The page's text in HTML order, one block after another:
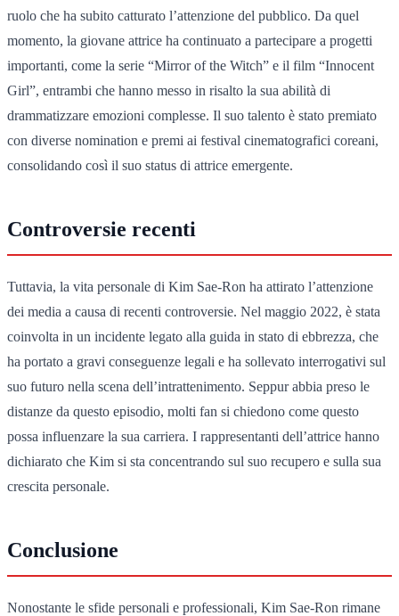
ruolo che ha subito catturato l’attenzione del pubblico. Da quel
momento, la giovane attrice ha continuato a partecipare a progetti
importanti, come la serie “Mirror of the Witch” e il film “Innocent
Girl”, entrambi che hanno messo in risalto la sua abilità di
drammatizzare emozioni complesse. Il suo talento è stato premiato
con diverse nomination e premi ai festival cinematografici coreani,
consolidando così il suo status di attrice emergente.
Controversie recenti
Tuttavia, la vita personale di Kim Sae-Ron ha attirato l’attenzione
dei media a causa di recenti controversie. Nel maggio 2022, è stata
coinvolta in un incidente legato alla guida in stato di ebbrezza, che
ha portato a gravi conseguenze legali e ha sollevato interrogativi sul
suo futuro nella scena dell’intrattenimento. Seppur abbia preso le
distanze da questo episodio, molti fan si chiedono come questo
possa influenzare la sua carriera. I rappresentanti dell’attrice hanno
dichiarato che Kim si sta concentrando sul suo recupero e sulla sua
crescita personale.
Conclusione
Nonostante le sfide personali e professionali, Kim Sae-Ron rimane